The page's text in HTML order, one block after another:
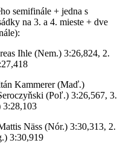
semifinále + jedna s
na 3. a 4. mieste + dve
Ihle (Nem.) 3:26,824, 2.
Kammerer (Maď.)
(Poľ.) 3:26,567, 3.
3:28,103
Näss (Nór.) 3:30,313, 2.
3:30,919